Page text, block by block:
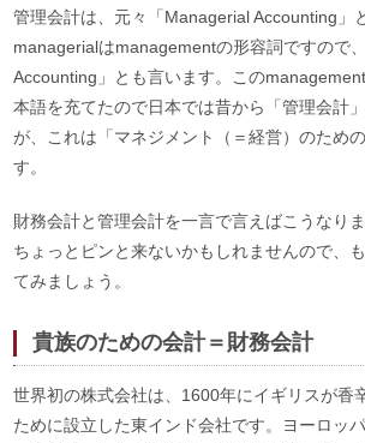
管理会計は、元々「Managerial Accounting」
managerialはmanagementの形容詞ですので
Accounting」とも言います。この
本語を充てたので日本では昔から「管理会計
が、これは「マネジメント（＝経営）のため
す。
財務会計と管理会計を一言で言えばこうなり
ちょっとピンと来ないかもしれませんので、
てみましょう。
貴族のための会計＝財務会計
世界初の株式会社は、1600年にイギリスが香
ために設立した東インド会社です。ヨーロッ